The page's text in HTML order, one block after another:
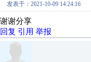
发表于：2021-10-09 14:24:16
谢谢分享
回复 引用 举报